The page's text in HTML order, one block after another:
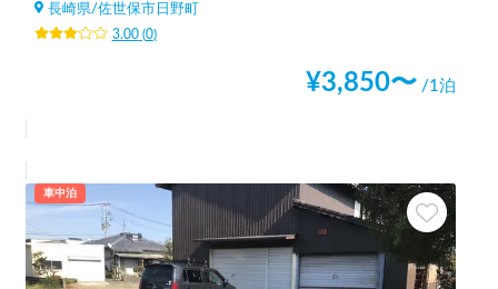
長崎県/佐世保市日野町
3.00(0)
¥3,850〜 /1泊
車中泊